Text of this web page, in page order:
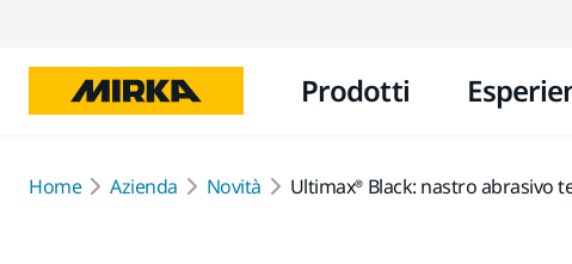
Prodotti
Home Azienda Novità Ultimax® Black: nastro abrasivo